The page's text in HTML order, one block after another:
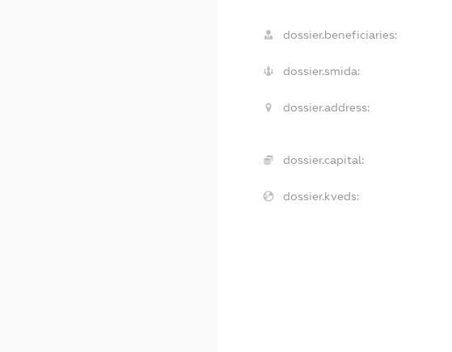
dossier.beneficiaries:
dossier.smida:
dossier.address:
dossier.capital:
dossier.kveds: